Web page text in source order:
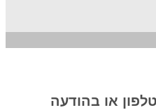
או בהודעה